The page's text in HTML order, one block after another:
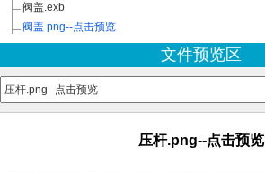
阀盖.exb
阀盖.png--点击预览
文件预览区
压杆.png--点击预览